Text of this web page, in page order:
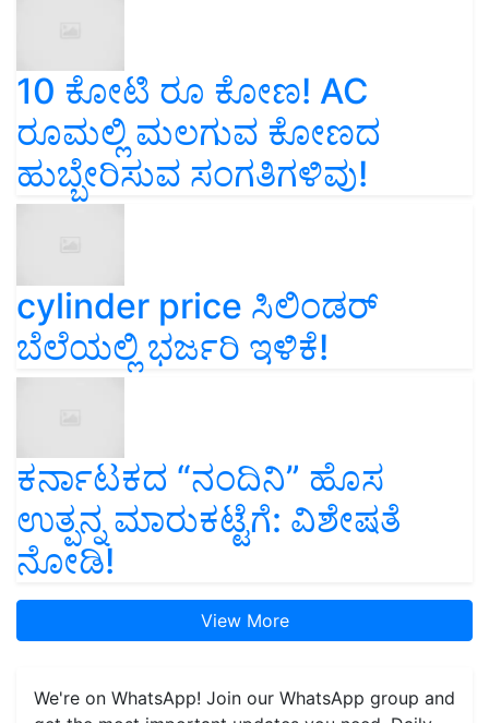
10 ಕೋಟಿ ರೂ ಕೋಣ! AC
ರೂಮಲ್ಲಿ ಮಲಗುವ ಕೋಣದ
ಹುಬ್ಬೇರಿಸುವ ಸಂಗತಿಗಳಿವು!
cylinder price ಸಿಲಿಂಡರ್‌
ಬೆಲೆಯಲ್ಲಿ ಭರ್ಜರಿ ಇಳಿಕೆ!
ಕರ್ನಾಟಕದ “ನಂದಿನಿ” ಹೊಸ
ಉತ್ಪನ್ನ ಮಾರುಕಟ್ಟೆಗೆ: ವಿಶೇಷತೆ
ನೋಡಿ!
View More
We're on WhatsApp! Join our WhatsApp group and